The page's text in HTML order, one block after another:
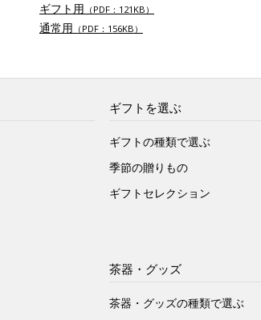
ギフト用 （PDF：121KB）
通常用 （PDF：156KB）
ギフトを選ぶ
ギフトの種類で選ぶ
季節の贈りもの
ギフトセレクション
茶器・グッズ
茶器・グッズの種類で選ぶ